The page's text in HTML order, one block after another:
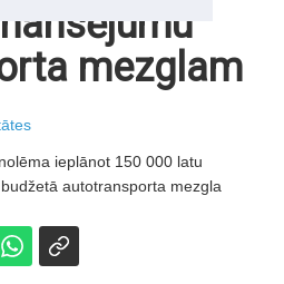
mezglam
ieplānot 150 000 latu
autotransporta mezgla